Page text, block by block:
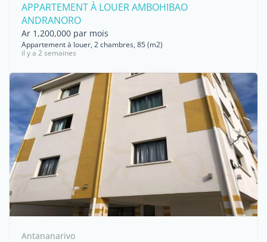
APPARTEMENT À LOUER AMBOHIBAO
ANDRANORO
Ar 1,200,000 par mois
Appartement à louer, 2 chambres, 85 (m2)
il y a 2 semaines
Antananarivo